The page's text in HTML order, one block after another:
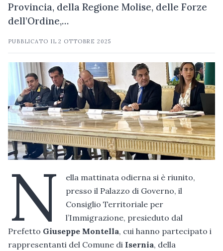
Provincia, della Regione Molise, delle Forze
dell’Ordine,…
PUBBLICATO IL2 OTTOBRE 2025
N
ella mattinata odierna si è riunito,
presso il Palazzo di Governo, il
Consiglio Territoriale per
l’Immigrazione, presieduto dal
Prefetto Giuseppe Montella, cui hanno partecipato i
rappresentanti del Comune di Isernia, della